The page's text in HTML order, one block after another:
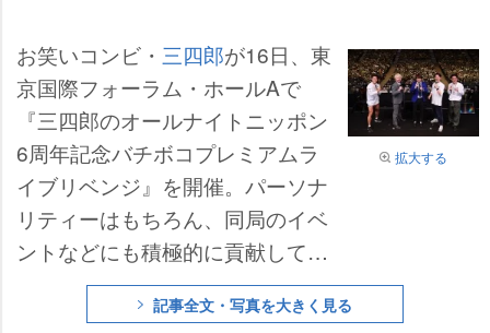
拡大する
お笑いコンビ・ 三四郎が16日、東
京国際フォーラム・ホールAで
『三四郎のオールナイトニッポン
6周年記念バチボコプレミアムラ
イブリベンジ』を開催。パーソナ
リティーはもちろん、同局のイベ
ントなどにも積極的に貢献してい
ることから「ニッポン放送のモル
モット」を自称する2人だが、昨
記事全文・写真を大きく見る